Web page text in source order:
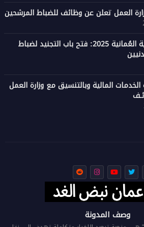
العمل تعلن عن وظائف للضباط المرشحين
وظائف البحرية السُلطانية العُمانية 2025: فتح باب التجنيد لضباط
المالية وبالتنسيق مع وزارة العمل
وصف المدونة